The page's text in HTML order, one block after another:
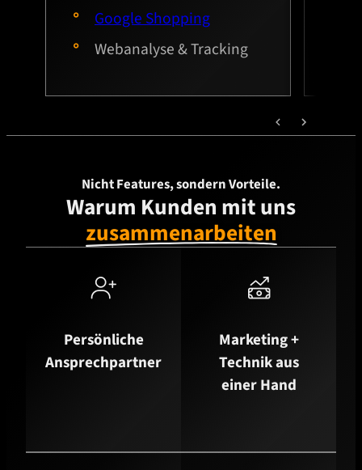
Google Shopping
Webanalyse & Tracking
Nicht Features, sondern Vorteile.
Warum Kunden mit uns
zusammenarbeiten

Persönliche
Ansprechpartner

Marketing +
Technik aus
einer Hand